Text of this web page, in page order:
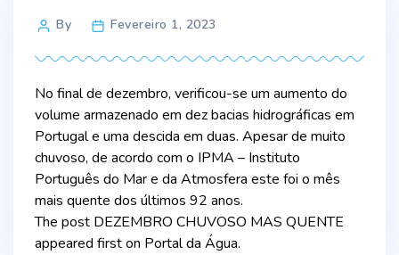
PostBy Fevereiro 1, 2023
No final de dezembro, verificou-se um aumento do
volume armazenado em dez bacias hidrográficas em
Portugal e uma descida em duas. Apesar de muito
chuvoso, de acordo com o IPMA – Instituto
Português do Mar e da Atmosfera este foi o mês
mais quente dos últimos 92 anos.
The post DEZEMBRO CHUVOSO MAS QUENTE
appeared first on Portal da Água.